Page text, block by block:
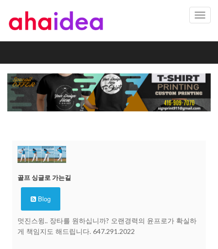
골프 싱글로 가는길
Blog
멋진스윙.. 장타를 원하십니까? 오랜경력의 윤프로가 확실하
게 책임지도 해드립니다. 647.291.2022